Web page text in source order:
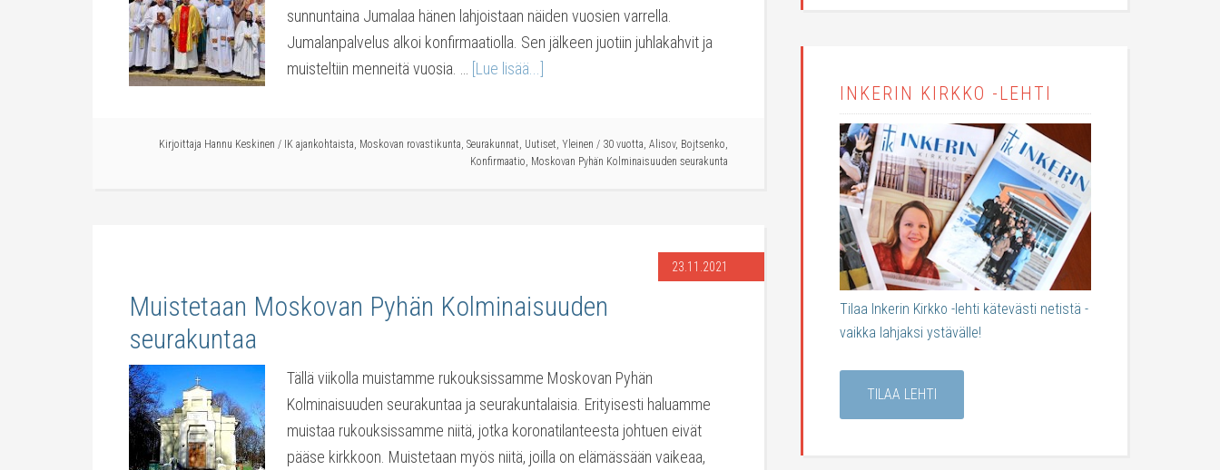
sunnuntaina Jumalaa hänen lahjoistaan näiden vuosien varrella.
Jumalanpalvelus alkoi konfirmaatiolla. Sen jälkeen juotiin juhlakahvit ja
muisteltiin menneitä vuosia. …
[Lue lisää...]
Kirjoittaja Hannu Keskinen / IK ajankohtaista, Moskovan rovastikunta, Seurakunnat, Uutiset, Yleinen / 30 vuotta, Alisov, Bojtsenko,
Konfirmaatio, Moskovan Pyhän Kolminaisuuden seurakunta
23.11.2021
Muistetaan Moskovan Pyhän Kolminaisuuden
seurakuntaa
Tällä viikolla muistamme rukouksissamme Moskovan Pyhän
Kolminaisuuden seurakuntaa ja seurakuntalaisia. Erityisesti haluamme
muistaa rukouksissamme niitä, jotka koronatilanteesta johtuen eivät
pääse kirkkoon. Muistetaan myös niitä, joilla on elämässään vaikeaa,
INKERIN KIRKKO -LEHTI
Tilaa Inkerin Kirkko -lehti kätevästi netistä -
vaikka lahjaksi ystävälle!
TILAA LEHTI